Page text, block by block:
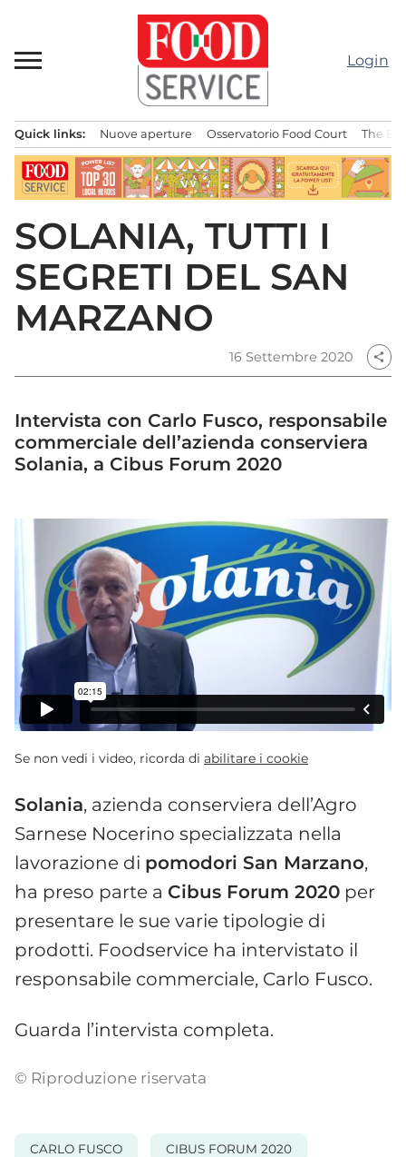
contenuto
Login
principale
Quick links: Nuove aperture Osservatorio Food Court The
SOLANIA, TUTTI I
SEGRETI DEL SAN
MARZANO
16 Settembre 2020 share
Intervista con Carlo Fusco, responsabile
commerciale dell’azienda conserviera
Solania, a Cibus Forum 2020
Se non vedi i video, ricorda di abilitare i cookie
Solania, azienda conserviera dell’Agro
Sarnese Nocerino specializzata nella
lavorazione di pomodori San Marzano,
ha preso parte a Cibus Forum 2020 per
presentare le sue varie tipologie di
prodotti. Foodservice ha intervistato il
responsabile commerciale, Carlo Fusco.
Guarda l’intervista completa.
© Riproduzione riservata
CARLO FUSCO CIBUS FORUM 2020